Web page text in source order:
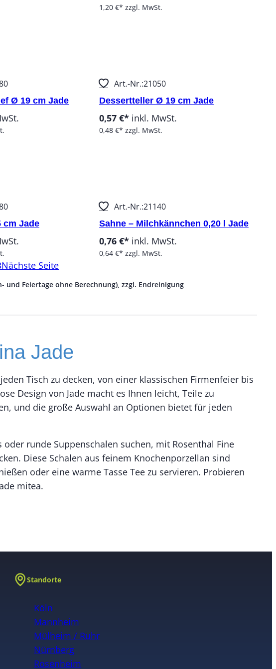
1,20 €* zzgl. MwSt.
Ø 19 cm Jade
Art.-Nr.:21050
Dessertteller Ø 19 cm Jade
0,57 €* inkl. MwSt.
0,48 €* zzgl. MwSt.
cm Jade
Art.-Nr.:21140
Sahne – Milchkännchen 0,20 l Jade
0,76 €* inkl. MwSt.
0,64 €* zzgl. MwSt.
Nächste Seite
Feiertage ohne Berechnung), zzgl. Endreinigung
Jade
Tisch zu decken, von einer klassischen Firmenfeier bis
Design von Jade macht es Ihnen leicht, Teile zu
und die große Auswahl an Optionen bietet für jeden
runde Suppenschalen suchen, mit Rosenthal Fine
Diese Schalen aus feinem Knochenporzellan sind
oder eine warme Tasse Tee zu servieren. Probieren
mitea.
Standorte
Köln
Mannheim
Mülheim / Ruhr
Nürnberg
Rosenheim